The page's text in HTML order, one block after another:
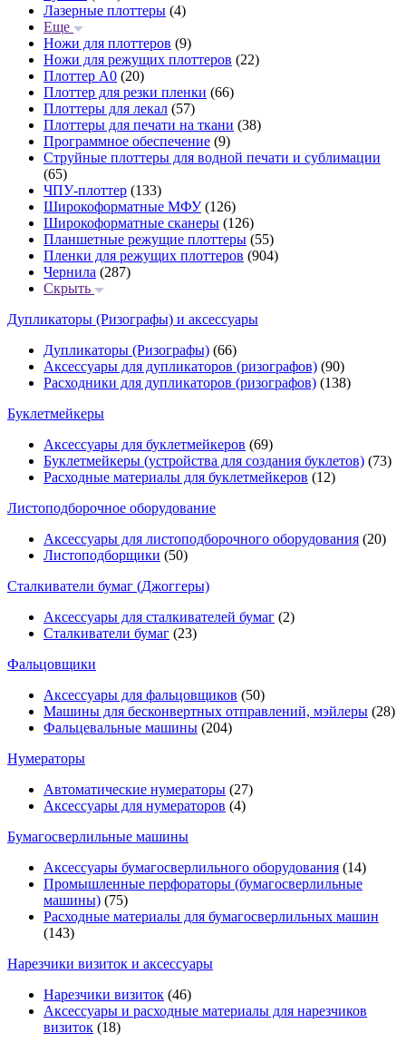
Лазерные плоттеры (4)
Еще
Ножи для плоттеров (9)
Ножи для режущих плоттеров (22)
Плоттер А0 (20)
Плоттер для резки пленки (66)
Плоттеры для лекал (57)
Плоттеры для печати на ткани (38)
Программное обеспечение (9)
Струйные плоттеры для водной печати и сублимации
(65)
ЧПУ-плоттер (133)
Широкоформатные МФУ(126)
Широкоформатные сканеры (126)
Планшетные режущие плоттеры (55)
Пленки для режущих плоттеров (904)
Чернила (287)
Скрыть
Дупликаторы (Ризографы) и аксессуары
Дупликаторы (Ризографы) (66)
Аксессуары для дупликаторов (ризографов) (90)
Расходники для дупликаторов (ризографов) (138)
Буклетмейкеры
Аксессуары для буклетмейкеров (69)
Буклетмейкеры (устройства для создания буклетов) (73)
Расходные материалы для буклетмейкеров (12)
Листоподборочное оборудование
Аксессуары для листоподборочного оборудования (20)
Листоподборщики (50)
Сталкиватели бумаг (Джоггеры)
Аксессуары для сталкивателей бумаг (2)
Сталкиватели бумаг (23)
Фальцовщики
Аксессуары для фальцовщиков (50)
Машины для бесконвертных отправлений, мэйлеры (28)
Фальцевальные машины (204)
Нумераторы
Автоматические нумераторы (27)
Аксессуары для нумераторов (4)
Бумагосверлильные машины
Аксессуары бумагосверлильного оборудования (14)
Промышленные перфораторы (бумагосверлильные
машины) (75)
Расходные материалы для бумагосверлильных машин
(143)
Нарезчики визиток и аксессуары
Нарезчики визиток (46)
Аксессуары и расходные материалы для нарезчиков
визиток (18)